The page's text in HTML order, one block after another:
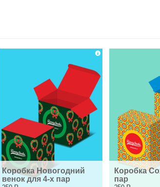
Коробка Новогодний
венок для 4-х пар
Коробка
пар